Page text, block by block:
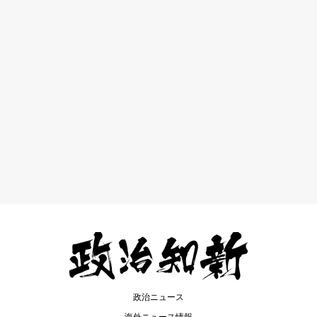
政治ニュース